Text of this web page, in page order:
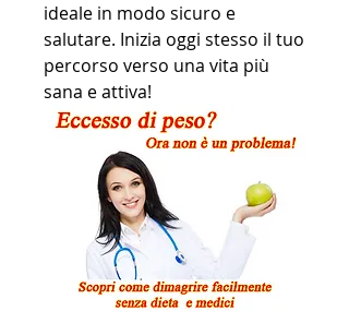
ideale in modo sicuro e
salutare. Inizia oggi stesso il tuo
percorso verso una vita più
sana e attiva!